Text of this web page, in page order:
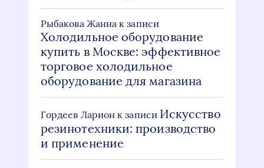
Рыбакова Жанна к записи
Холодильное оборудование
купить в Москве: эффективное
торговое холодильное
оборудование для магазина
Гордеев Ларион к записи Искусство
резинотехники: производство
и применение